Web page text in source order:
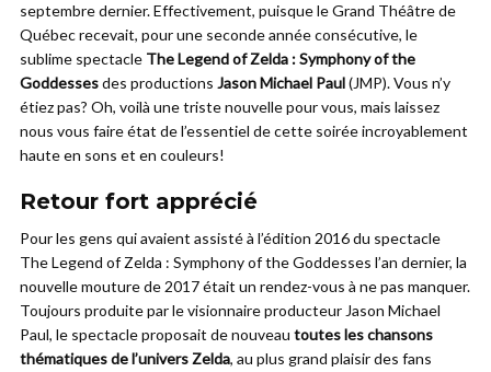
septembre dernier. Effectivement, puisque le Grand Théâtre de
Québec recevait, pour une seconde année consécutive, le
sublime spectacle The Legend of Zelda : Symphony of the
Goddessesdes productions Jason Michael Paul(JMP). Vous n’y
étiez pas? Oh, voilà une triste nouvelle pour vous, mais laissez
nous vous faire état de l’essentiel de cette soirée incroyablement
haute en sons et en couleurs!
Retour fort apprécié
Pour les gens qui avaient assisté à l’édition 2016 du spectacle
The Legend of Zelda : Symphony of the Goddesses l’an dernier, la
nouvelle mouture de 2017 était un rendez-vous à ne pas manquer.
Toujours produite par le visionnaire producteur Jason Michael
Paul, le spectacle proposait de nouveau toutes les chansons
thématiques de l’univers Zelda, au plus grand plaisir des fans